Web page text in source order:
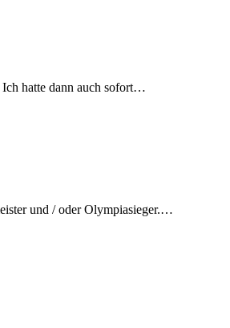
Ich hatte dann auch sofort…
und / oder Olympiasieger.…